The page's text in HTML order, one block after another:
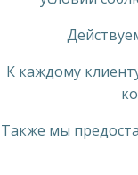
К каждому
Также мы